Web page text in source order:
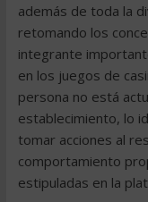
además de toda la
retomando los
integrante
en los juegos de
persona no está
establecimiento, lo
tomar acciones al
comportamiento
estipuladas en la